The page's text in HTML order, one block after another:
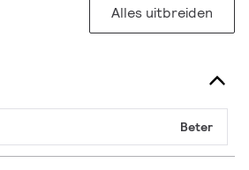
Alles uitbreiden
Beter